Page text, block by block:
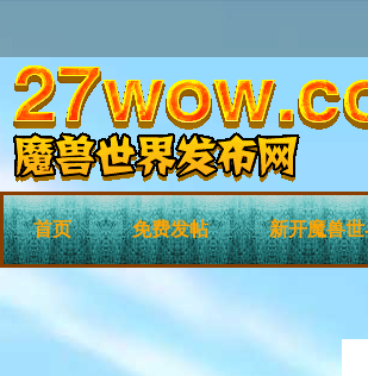
首页 免费发帖 新开魔兽世